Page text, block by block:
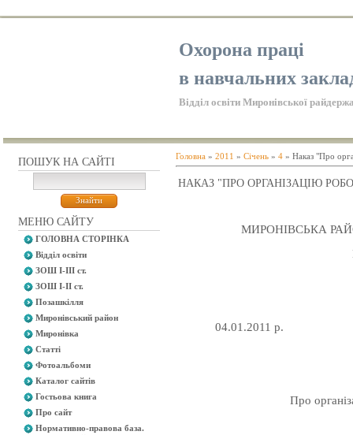
Охорона праці
в навчальних
Відділ освіти Миронівської
ПОШУК НА САЙТІ
МЕНЮ САЙТУ
ГОЛОВНА СТОРІНКА
Відділ освіти
ЗОШ І-ІІІ ст.
ЗОШ І-ІІ ст.
Позашкілля
Миронівський район
Миронівка
Статті
Фотоальбоми
Каталог сайтів
Гостьова книга
Про сайт
Нормативно-правова база.
Головна » 2011 » Січень » 4 » Наказ "Про
НАКАЗ "ПРО ОРГАНІЗАЦІЮ
МИРОНІВСЬКА
04.01.2011 р.
Про